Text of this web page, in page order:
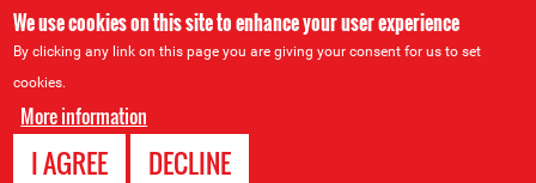
We use cookies on this site to enhance your user experience
By clicking any link on this page you are giving your consent for us to set
cookies.
More information
I AGREE DECLINE